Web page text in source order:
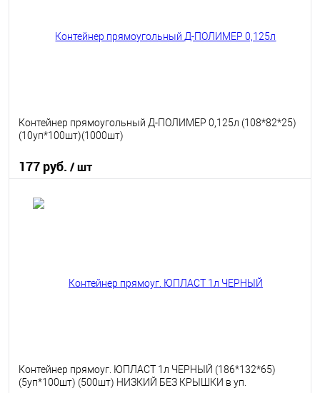
Контейнер прямоугольный Д-ПОЛИМЕР 0,125л (108*82*25)
(10уп*100шт)(1000шт)
177 руб. / шт
Контейнер прямоуг. ЮПЛАСТ 1л ЧЕРНЫЙ (186*132*65)
(5уп*100шт) (500шт) НИЗКИЙ БЕЗ КРЫШКИ в уп.